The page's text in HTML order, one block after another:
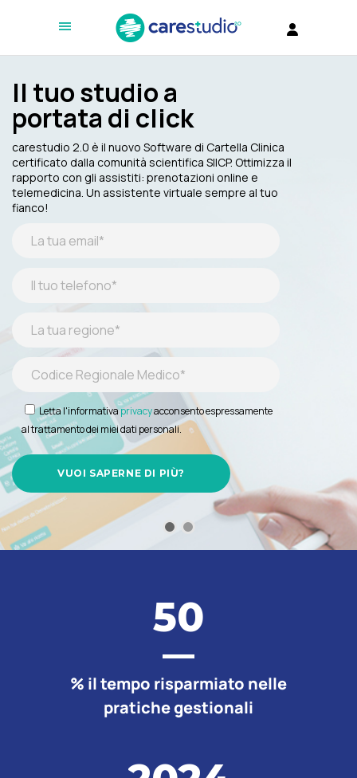
Il tuo studio a
portata di click
carestudio 2.0 è il nuovo Software di Cartella Clinica
certificato dalla comunità scientifica SIICP. Ottimizza il
rapporto con gli assistiti: prenotazioni online e
telemedicina. Un assistente virtuale sempre al tuo
fianco!
Letta l'informativaprivacyacconsento espressamente
al trattamento dei miei dati personali.
50
% il tempo risparmiato nelle
pratiche gestionali